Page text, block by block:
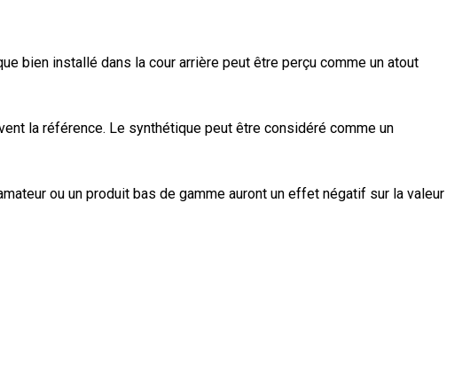
bien installé dans la cour arrière peut être perçu comme un atout
la référence. Le synthétique peut être considéré comme un
ou un produit bas de gamme auront un effet négatif sur la valeur